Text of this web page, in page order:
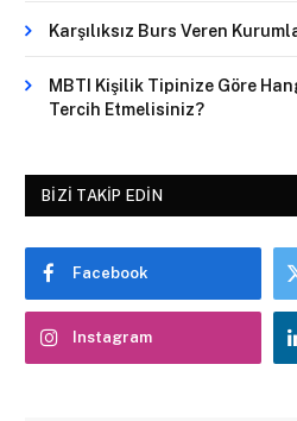
Karşılıksız Burs Veren
MBTI Kişilik Tipinize Göre
Tercih Etmelisiniz?
BIZI TAKIP EDIN
Facebook
Instagram